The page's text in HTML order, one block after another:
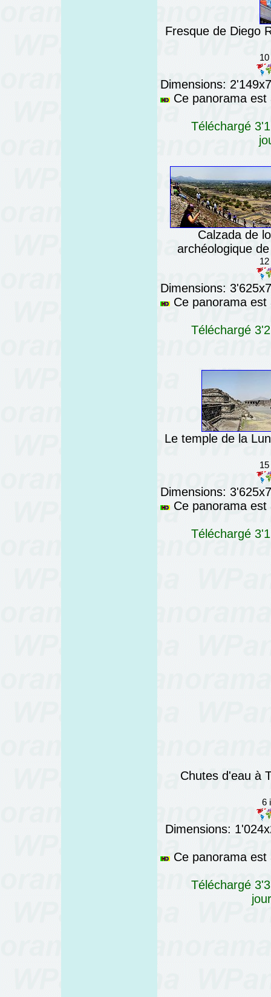
Fresque de Diego
Dimensions:
Ce panorama est
Téléchargé
Calzada de
archéologique
Dimensions:
Ce panorama est
Téléchargé
Le temple de la
Dimensions:
Ce panorama est
Téléchargé
Chutes d'eau à
6
Dimensions:
Ce panorama est
Téléchargé